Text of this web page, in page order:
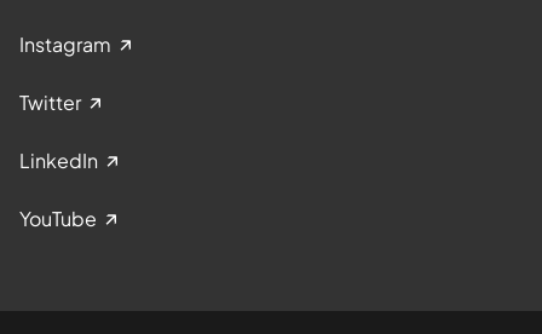
Instagram
Twitter
LinkedIn
YouTube